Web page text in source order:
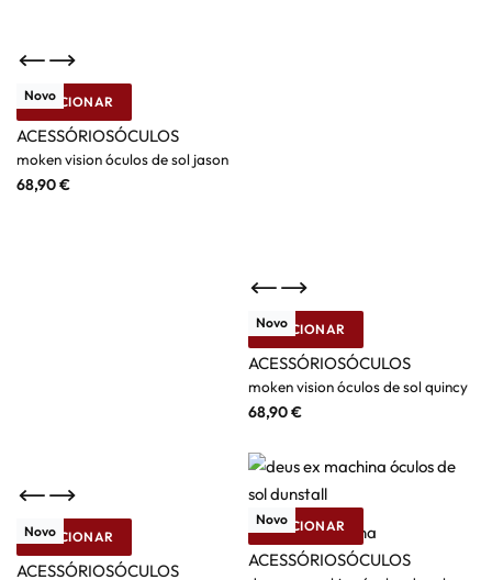
Novo
ADICIONAR
Moken
ACESSÓRIOSÓCULOS
moken vision óculos de sol jason
68,90€
Novo
ADICIONAR
Moken
ACESSÓRIOSÓCULOS
moken vision óculos de sol quincy
68,90€
Novo
ADICIONAR
Moken
ACESSÓRIOSÓCULOS
Novo
ADICIONAR
Deus Ex-Machina
ACESSÓRIOSÓCULOS